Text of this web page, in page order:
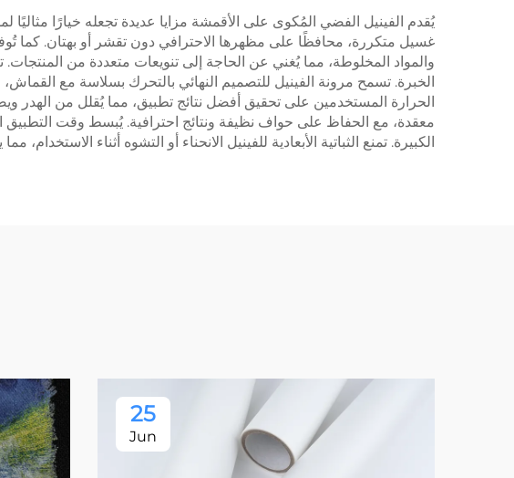
يُقدم الفينيل الفضي المُكوى على الأقمشة مزايا عديدة تجعله خيارًا مثاليًا
غسيل متكررة، محافظًا على مظهرها الاحترافي دون تقشر أو بهتان. كما تُوفر
والمواد المخلوطة، مما يُغني عن الحاجة إلى تنويعات متعددة من
الخبرة. تسمح مرونة الفينيل للتصميم النهائي بالتحرك بسلاسة مع
الحرارة المستخدمين على تحقيق أفضل نتائج تطبيق، مما يُقلل من الهدر
معقدة، مع الحفاظ على حواف نظيفة ونتائج احترافية. يُبسط وقت التطبيق
الكبيرة. تمنع الثباتية الأبعادية للفينيل الانحناء أو التشوه أثناء
25
Jun